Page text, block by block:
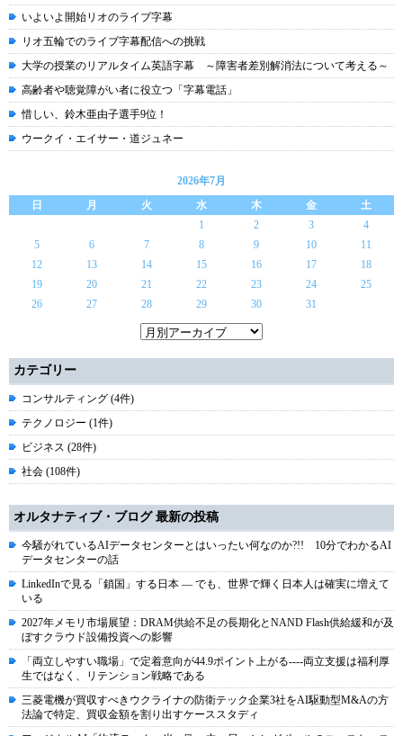
いよいよ開始リオのライブ字幕
リオ五輪でのライブ字幕配信への挑戦
大学の授業のリアルタイム英語字幕 ～障害者差別解消法について考える～
高齢者や聴覚障がい者に役立つ「字幕電話」
惜しい、鈴木亜由子選手9位！
ウークイ・エイサー・道ジュネー
2026年7月
日
月 火 水 木 金
土
1
2 3
4
5
6 7 8 9 10
11
12
13 14 15 16 17
18
19
20 21 22 23 24
25
26
27 28 29 30 31
カテゴリー
コンサルティング (4件)
テクノロジー (1件)
ビジネス (28件)
社会 (108件)
オルタナティブ・ブログ 最新の投稿
今騒がれているAIデータセンターとはいったい何なのか?!! 10分でわかるAI
データセンターの話
LinkedInで見る「鎖国」する日本 ― でも、世界で輝く日本人は確実に増えて
いる
2027年メモリ市場展望：DRAM供給不足の長期化とNAND Flash供給緩和が及
ぼすクラウド設備投資への影響
「両立しやすい職場」で定着意向が44.9ポイント上がる----両立支援は福利厚
生ではなく、リテンション戦略である
三菱電機が買収すべきウクライナの防衛テック企業3社をAI駆動型M&Aの方
法論で特定、買収金額を割り出すケーススタディ